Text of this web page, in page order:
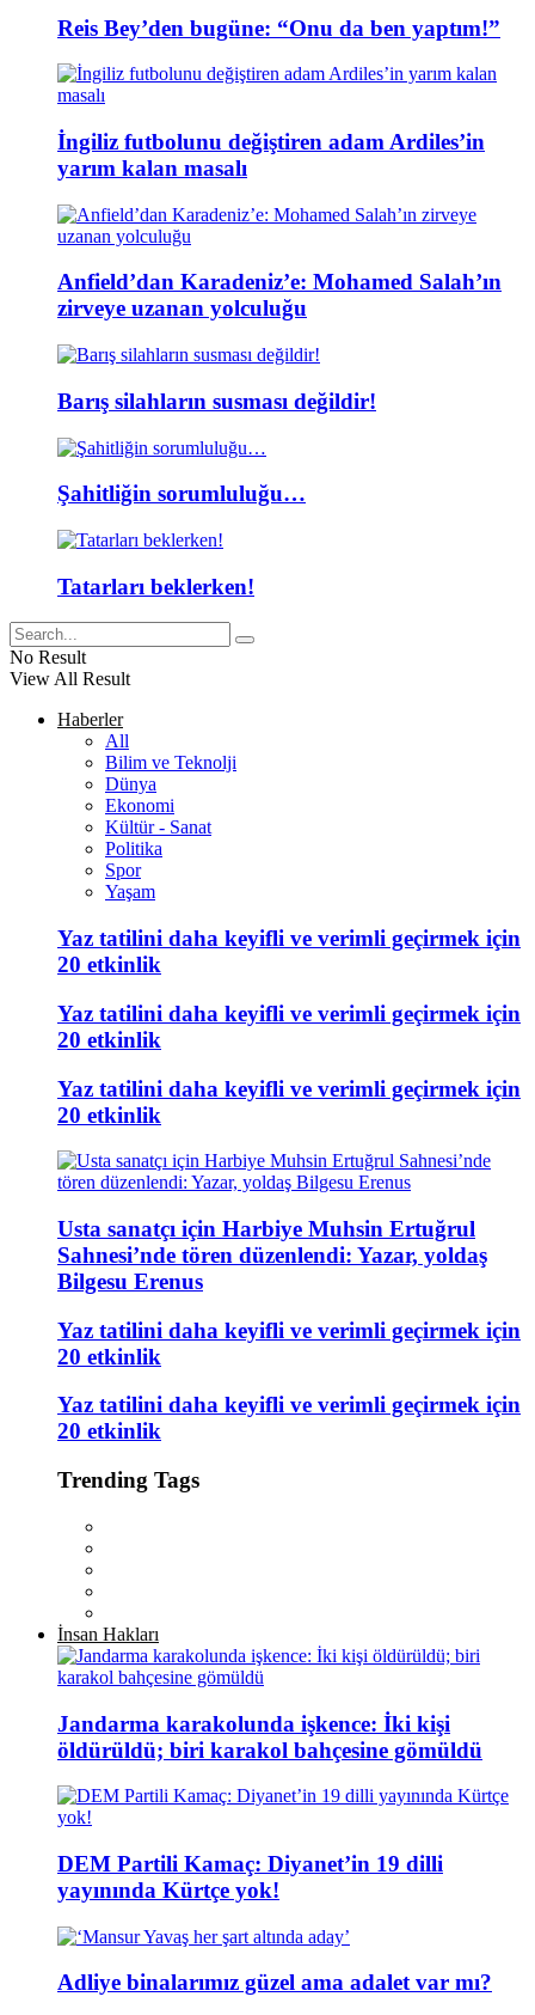
Reis Bey’den bugüne: “Onu da ben yaptım!”
İngiliz futbolunu değiştiren adam Ardiles’in
yarım kalan masalı
Anfield’dan Karadeniz’e: Mohamed Salah’ın
zirveye uzanan yolculuğu
Barış silahların susması değildir!
Şahitliğin sorumluluğu…
Tatarları beklerken!
No Result
View All Result
Haberler
All
Bilim ve Teknolji
Dünya
Ekonomi
Kültür - Sanat
Politika
Spor
Yaşam
Yaz tatilini daha keyifli ve verimli geçirmek için
20 etkinlik
Yaz tatilini daha keyifli ve verimli geçirmek için
20 etkinlik
Yaz tatilini daha keyifli ve verimli geçirmek için
20 etkinlik
Usta sanatçı için Harbiye Muhsin Ertuğrul
Sahnesi’nde tören düzenlendi: Yazar, yoldaş
Bilgesu Erenus
Yaz tatilini daha keyifli ve verimli geçirmek için
20 etkinlik
Yaz tatilini daha keyifli ve verimli geçirmek için
20 etkinlik
Trending Tags
İnsan Hakları
Jandarma karakolunda işkence: İki kişi
öldürüldü; biri karakol bahçesine gömüldü
DEM Partili Kamaç: Diyanet’in 19 dilli
yayınında Kürtçe yok!
Adliye binalarımız güzel ama adalet var mı?